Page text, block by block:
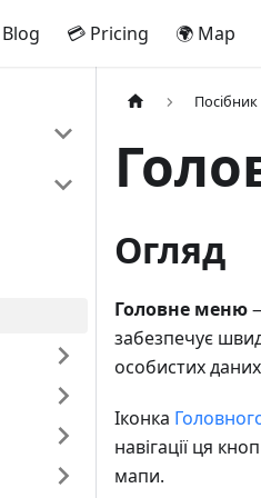
Blog 💳 Pricing 🌍 Map
Огляд
Головне меню
забезпечує
особистих
Іконка
навігації ця
мапи.